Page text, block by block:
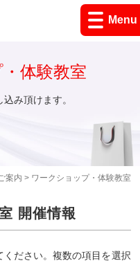
Menu
案内 > ワークショップ・体験教室
体験教室
み頂けます。
開催情報
ださい。複数の項目を選択